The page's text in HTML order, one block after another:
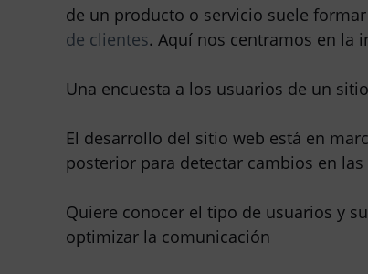
de un producto o servicio suele
de clientes. Aquí nos centramos en la
Una encuesta a los usuarios de un
El desarrollo del sitio web está en
posterior para detectar cambios en
Quiere conocer el tipo de usuarios y
optimizar la comunicación